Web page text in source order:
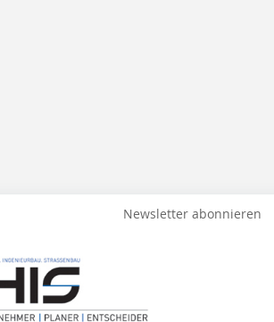
Newsletter abonnieren